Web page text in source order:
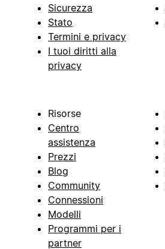
Sicurezza
Stato
Termini e privacy
I tuoi diritti alla
privacy
Risorse
Centro
assistenza
Prezzi
Blog
Community
Connessioni
Modelli
Programmi per i
partner